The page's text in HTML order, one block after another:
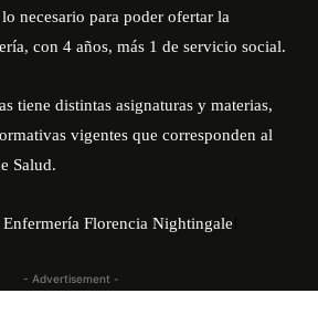
necesario para poder ofertar la
con 4 años, más 1 de servicio social.
tiene distintas asignaturas y materias,
vigentes que corresponden al
Salud.
Enfermería Florencia Nightingale
- Advertisement -